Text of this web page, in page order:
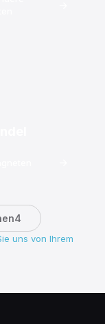
uns von Ihrem